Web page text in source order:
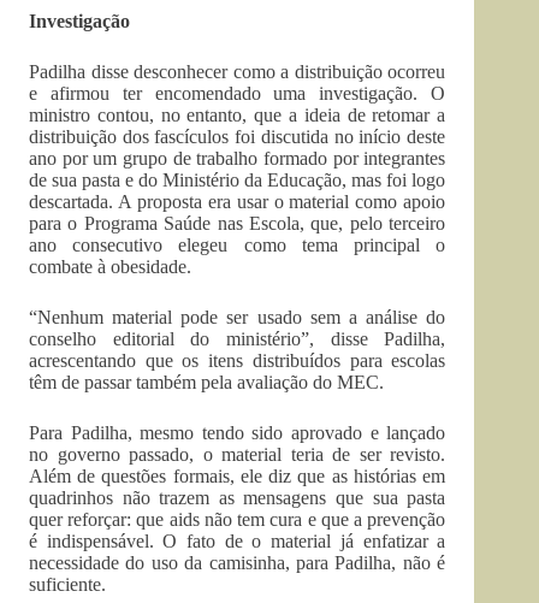
Investigação
Padilha disse desconhecer como a distribuição ocorreu
e afirmou ter encomendado uma investigação. O
ministro contou, no entanto, que a ideia de retomar a
distribuição dos fascículos foi discutida no início deste
ano por um grupo de trabalho formado por integrantes
de sua pasta e do Ministério da Educação, mas foi logo
descartada. A proposta era usar o material como apoio
para o Programa Saúde nas Escola, que, pelo terceiro
ano consecutivo elegeu como tema principal o
combate à obesidade.
“Nenhum material pode ser usado sem a análise do
conselho editorial do ministério”, disse Padilha,
acrescentando que os itens distribuídos para escolas
têm de passar também pela avaliação do MEC.
Para Padilha, mesmo tendo sido aprovado e lançado
no governo passado, o material teria de ser revisto.
Além de questões formais, ele diz que as histórias em
quadrinhos não trazem as mensagens que sua pasta
quer reforçar: que aids não tem cura e que a prevenção
é indispensável. O fato de o material já enfatizar a
necessidade do uso da camisinha, para Padilha, não é
suficiente.